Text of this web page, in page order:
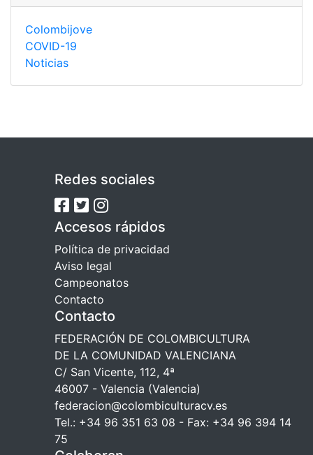
Colombijove
COVID-19
Noticias
Redes sociales
Accesos rápidos
Política de privacidad
Aviso legal
Campeonatos
Contacto
Contacto
FEDERACIÓN DE COLOMBICULTURA
DE LA COMUNIDAD VALENCIANA
C/ San Vicente, 112, 4ª
46007 - Valencia (Valencia)
federacion@colombiculturacv.es
Tel.: +34 96 351 63 08 - Fax: +34 96 394 14
75